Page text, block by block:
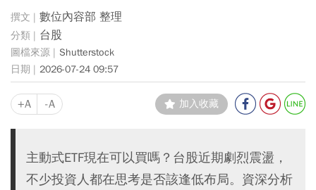
數位內容部 整理
台股
Shutterstock
2026-07-24 09:57
+A -A 加入收藏
主動式ETF現在可以買嗎？台股近期劇烈震盪，
不少投資人都在思考是否該逢低布局。資深分析